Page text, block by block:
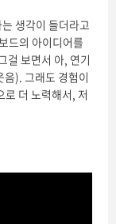
생각이 들더라고
드의 아이디어를
걸 보면서 아, 연기
). 그래도 경험이
더 노력해서, 저